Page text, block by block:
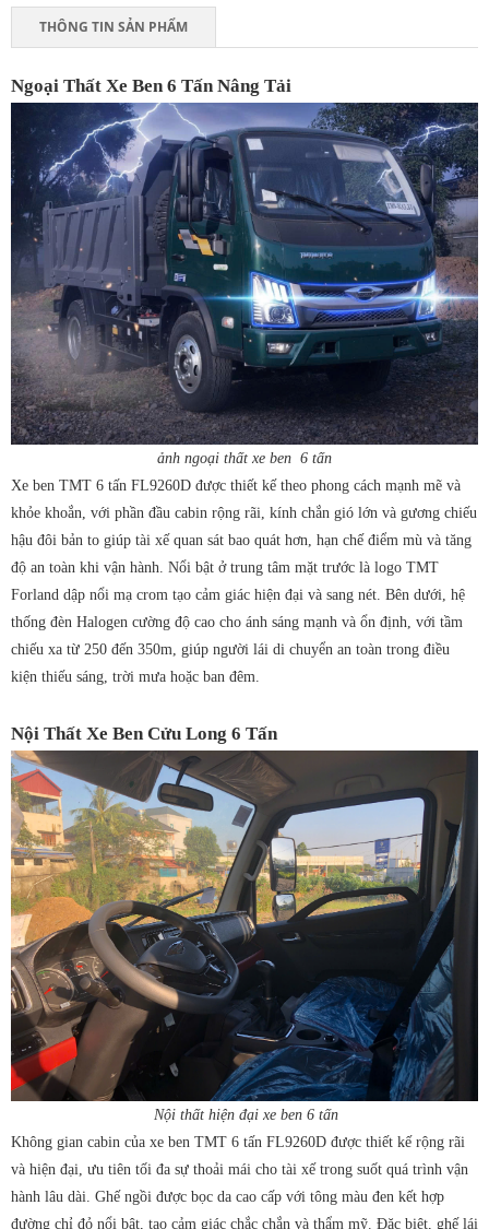
THÔNG TIN SẢN PHẨM
Ngoại Thất Xe Ben 6 Tấn Nâng Tải
ảnh ngoại thất xe ben 6 tấn
Xe ben TMT 6 tấn FL9260D được thiết kế theo phong cách mạnh mẽ và
khỏe khoắn, với phần đầu cabin rộng rãi, kính chắn gió lớn và gương chiếu
hậu đôi bản to giúp tài xế quan sát bao quát hơn, hạn chế điểm mù và tăng
độ an toàn khi vận hành. Nổi bật ở trung tâm mặt trước là logo TMT
Forland dập nổi mạ crom tạo cảm giác hiện đại và sang nét. Bên dưới, hệ
thống đèn Halogen cường độ cao cho ánh sáng mạnh và ổn định, với tầm
chiếu xa từ 250 đến 350m, giúp người lái di chuyển an toàn trong điều
kiện thiếu sáng, trời mưa hoặc ban đêm.
Nội Thất Xe Ben Cửu Long 6 Tấn
Nội thất hiện đại xe ben 6 tấn
Không gian cabin của xe ben TMT 6 tấn FL9260D được thiết kế rộng rãi
và hiện đại, ưu tiên tối đa sự thoải mái cho tài xế trong suốt quá trình vận
hành lâu dài. Ghế ngồi được bọc da cao cấp với tông màu đen kết hợp
đường chỉ đỏ nổi bật, tạo cảm giác chắc chắn và thẩm mỹ. Đặc biệt, ghế lái